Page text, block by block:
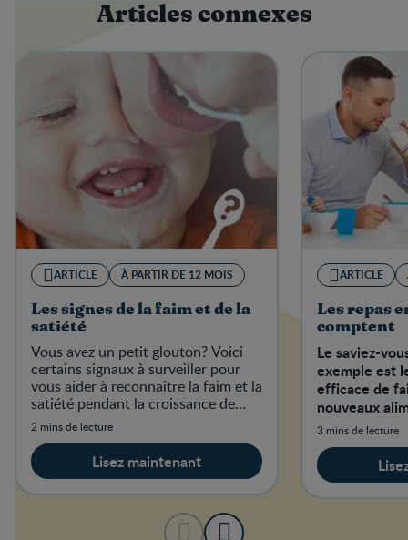
Articles connexes
ARTICLE À PARTIR DE 12 MOIS
Les signes de la faim et de la
satiété
Vous avez un petit glouton? Voici
certains signaux à surveiller pour
vous aider à reconnaître la faim et la
satiété pendant la croissance de
votre tout-petit.
2 mins de lecture
Lisez maintenant
ARTICLE
Les repas
comptent
Le saviez-
exemple est
efficace de
nouveaux
petit.
3 mins de lecture